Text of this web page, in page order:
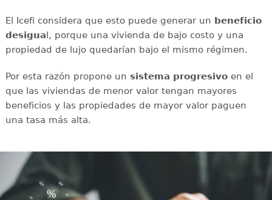
El Icefi considera que esto puede generar un beneficio
desigual, porque una vivienda de bajo costo y una
propiedad de lujo quedarían bajo el mismo régimen.
Por esta razón propone un sistema progresivoen el
que las viviendas de menor valor tengan mayores
beneficios y las propiedades de mayor valor paguen
una tasa más alta.